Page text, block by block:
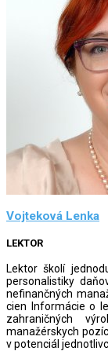
Vojteková Lenka
LEKTOR
Lektor školí
personalistiky
nefinančných
cien Informácie o
zahraničných
manažérskych
v potenciál